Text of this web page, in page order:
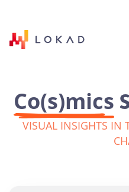
Co(s)mics
VISUAL INSIGHTS IN